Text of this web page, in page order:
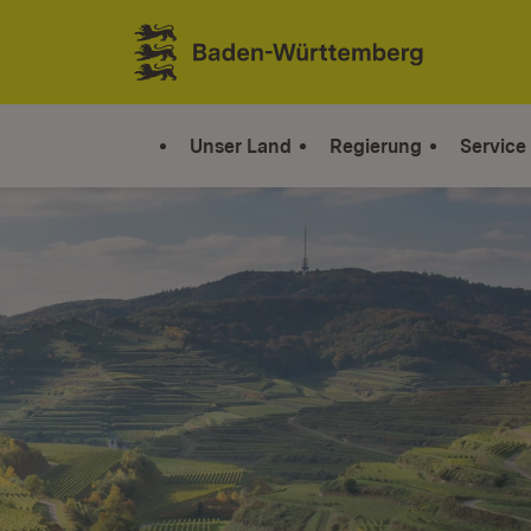
Zum Inhalt springen
Link zur Startseite
Unser Land Regierung Service